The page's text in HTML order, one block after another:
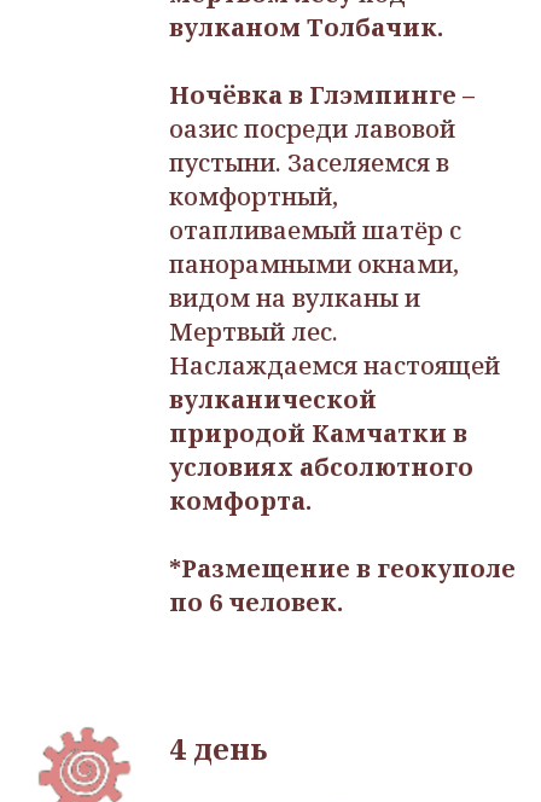
вулканом Толбачик.
Ночёвка в Глэмпинге –
оазис посреди лавовой
пустыни. Заселяемся в
комфортный,
отапливаемый шатёр с
панорамными окнами,
видом на вулканы и
Мертвый лес.
Наслаждаемся настоящей
вулканической
природой Камчатки в
условиях абсолютного
комфорта.
*Размещение в геокуполе
по 6 человек.
4 день